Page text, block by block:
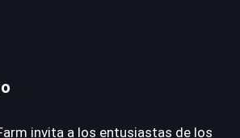
invita a los entusiastas de los